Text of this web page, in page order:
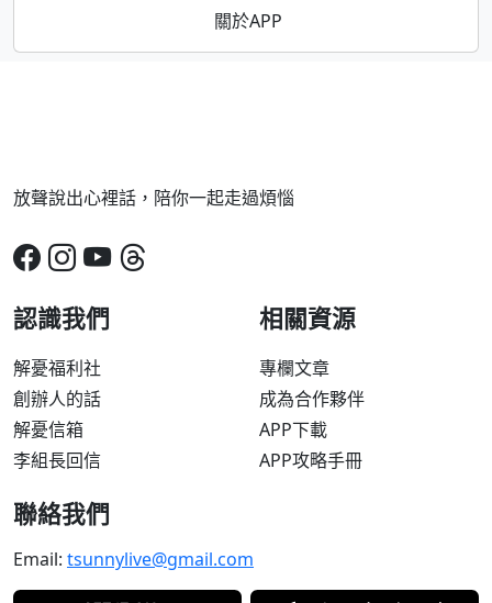
關於APP
放聲說出心裡話，陪你一起走過煩惱
認識我們
解憂福利社
創辦人的話
解憂信箱
李組長回信
相關資源
專欄文章
成為合作夥伴
APP下載
APP攻略手冊
聯絡我們
Email: tsunnylive@gmail.com